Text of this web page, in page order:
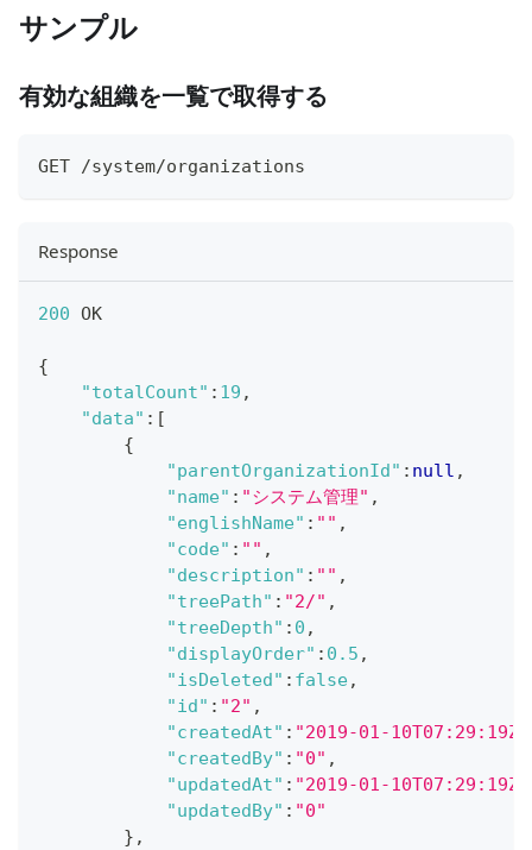
サンプル
有効な組織を一覧で取得する
GET /system/organizations
Response
200 OK
{
"totalCount" : 19 ,
"data" : [
{
"parentOrganizationId" : null ,
"name" : "システム管理" ,
"englishName" : "" ,
"code" : "" ,
"description" : "" ,
"treePath" : "2/" ,
"treeDepth" : 0 ,
"displayOrder" : 0.5 ,
"isDeleted" : false,
"id" : "2" ,
"createdAt" : "2019-01-10T07:29:19Z"
"createdBy" : "0" ,
"updatedAt" : "2019-01-10T07:29:19Z"
"updatedBy" : "0"
} ,